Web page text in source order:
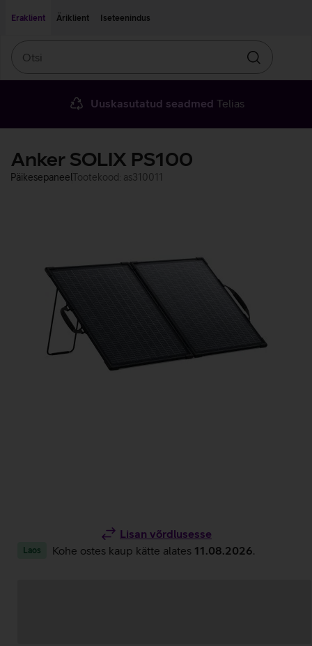
Eraklient
Äriklient Iseteenindus
Otsin
Uuskasutatud seadmed Telias
Anker SOLIX PS100
Päikesepaneel Tootekood: as310011
Lisan võrdlusesse
Laos Kohe ostes kaup kätte alates 11.08.2026